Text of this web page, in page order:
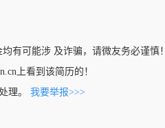
有可能涉 及诈骗，请微友务必谨慎！
上看到该简历的！
理。 我要举报>>>